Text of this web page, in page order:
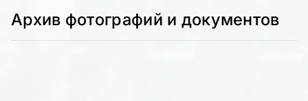
Архив фотографий и документов